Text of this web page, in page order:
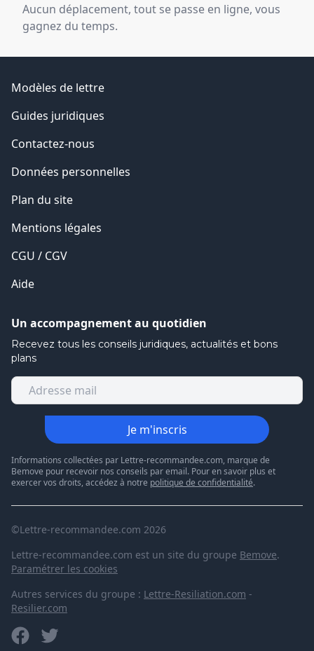
Aucun déplacement, tout se passe en ligne, vous
gagnez du temps.
Modèles de lettre
Guides juridiques
Contactez-nous
Données personnelles
Plan du site
Mentions légales
CGU / CGV
Aide
Un accompagnement au quotidien
Recevez tous les conseils juridiques, actualités et bons
plans
Je m'inscris
Informations collectées par Lettre-recommandee.com, marque de
Bemove pour recevoir nos conseils par email. Pour en savoir plus et
exercer vos droits, accédez à notre politique de confidentialité.
©Lettre-recommandee.com 2026
Lettre-recommandee.com est un site du groupe Bemove.
Paramétrer les cookies
Autres services du groupe : Lettre-Resiliation.com -
Resilier.com